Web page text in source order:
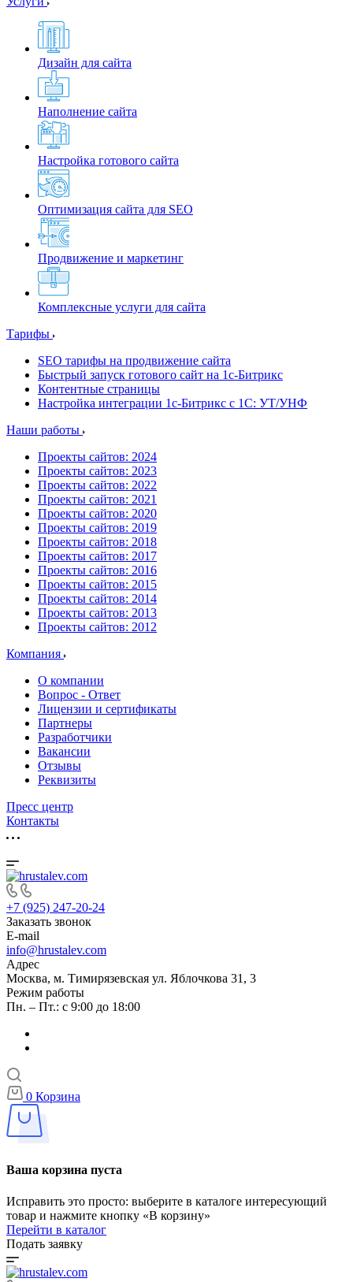
Дизайн для сайта
Наполнение сайта
Настройка готового сайта
Оптимизация сайта для SEO
Продвижение и маркетинг
Комплексные услуги для сайта
Тарифы
SEO тарифы на продвижение сайта
Быстрый запуск готового сайт на 1с-Битрикс
Контентные страницы
Настройка интеграции 1с-Битрикс с 1С: УТ/УНФ
Наши работы
Проекты сайтов: 2024
Проекты сайтов: 2023
Проекты сайтов: 2022
Проекты сайтов: 2021
Проекты сайтов: 2020
Проекты сайтов: 2019
Проекты сайтов: 2018
Проекты сайтов: 2017
Проекты сайтов: 2016
Проекты сайтов: 2015
Проекты сайтов: 2014
Проекты сайтов: 2013
Проекты сайтов: 2012
Компания
О компании
Вопрос - Ответ
Лицензии и сертификаты
Партнеры
Разработчики
Вакансии
Отзывы
Реквизиты
Пресс центр
Контакты
+7 (925) 247-20-24
Заказать звонок
E-mail
info@hrustalev.com
Адрес
Москва, м. Тимирязевская ул. Яблочкова 31, 3
Режим работы
Пн. – Пт.: с 9:00 до 18:00
0 Корзина
Ваша корзина пуста
Исправить это просто: выберите в каталоге интересующий
товар и нажмите кнопку «В корзину»
Перейти в каталог
Подать заявку